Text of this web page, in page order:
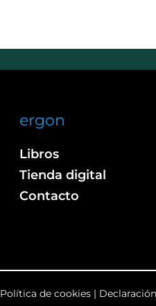
ergon
Libros
Tienda digital
Contacto
Política de cookies|